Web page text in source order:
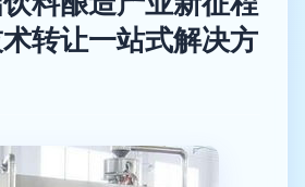
转让一站式解决方